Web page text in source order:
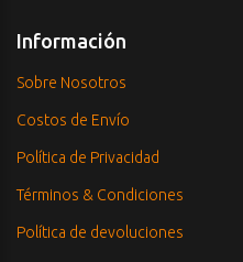
Información
Sobre Nosotros
Costos de Envío
Política de Privacidad
Términos & Condiciones
Política de devoluciones